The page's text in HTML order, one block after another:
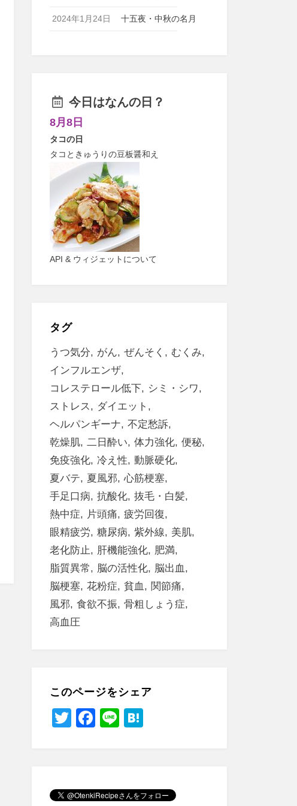
2024年1月24日 十五夜・中秋の名月
今日はなんの日？
8月8日
タコの日
タコときゅうりの豆板醤和え
API & ウィジェットについて
タグ
うつ気分 がん ぜんそく
むくみ
インフルエンザ
コレステロール低下
シミ・シワ
ストレス
ダイエット
ヘルパンギーナ
不定愁訴
乾燥肌 二日酔い 体力強化 便秘
免疫強化 冷え性
動脈硬化
夏バテ
夏風邪
心筋梗塞
手足口病
抗酸化 抜毛・白髪
熱中症
片頭痛
疲労回復
眼精疲労
糖尿病 紫外線
美肌
老化防止
肝機能強化
肥満
脂質異常
脳の活性化
脳出血
脳梗塞
花粉症 貧血
関節痛
風邪
食欲不振
骨粗しょう症
高血圧
このページをシェア
T
F
b
Li
a